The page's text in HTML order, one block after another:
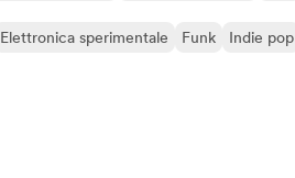
Elettronica sperimentale Funk
Indie pop